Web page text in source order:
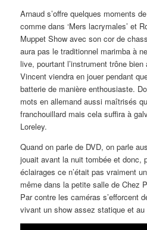
Arnaud s’offre quelques moments
comme dans ‘Mers lacrymales’ et
Muppet Show avec son cor de
aura pas le traditionnel marimba à
live, pourtant l’instrument trône
Vincent viendra en jouer pendant
batterie de manière enthousiaste.
mots en allemand aussi maîtrisés
franchouillard mais cela suffira à
Loreley.
Quand on parle de DVD, on parle
jouait avant la nuit tombée et donc,
éclairages ce n’était pas vraiment
même dans la petite salle de Chez
Par contre les caméras s’efforcent
vivant un show assez statique et au